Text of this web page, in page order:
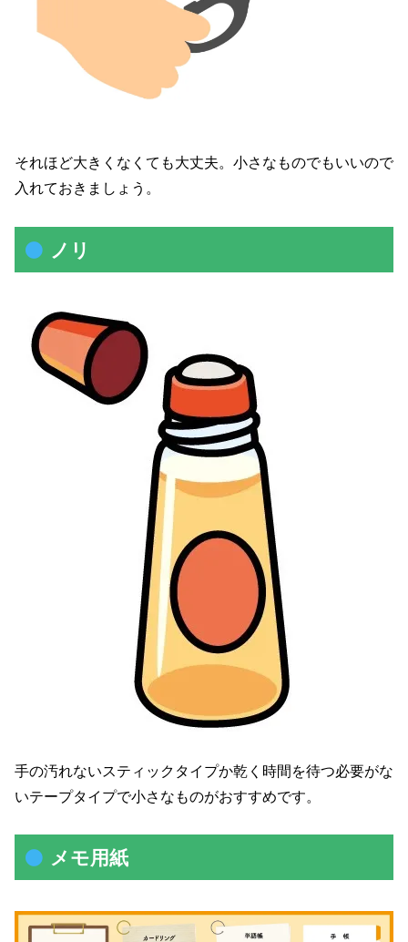
それほど大きくなくても大丈夫。小さなものでもいいので
入れておきましょう。
ノリ
手の汚れないスティックタイプか乾く時間を待つ必要がな
いテープタイプで小さなものがおすすめです。
メモ用紙